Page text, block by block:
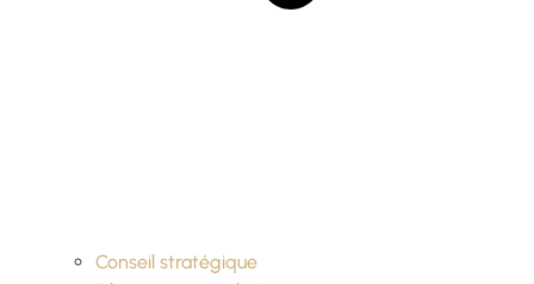
Conseil stratégique